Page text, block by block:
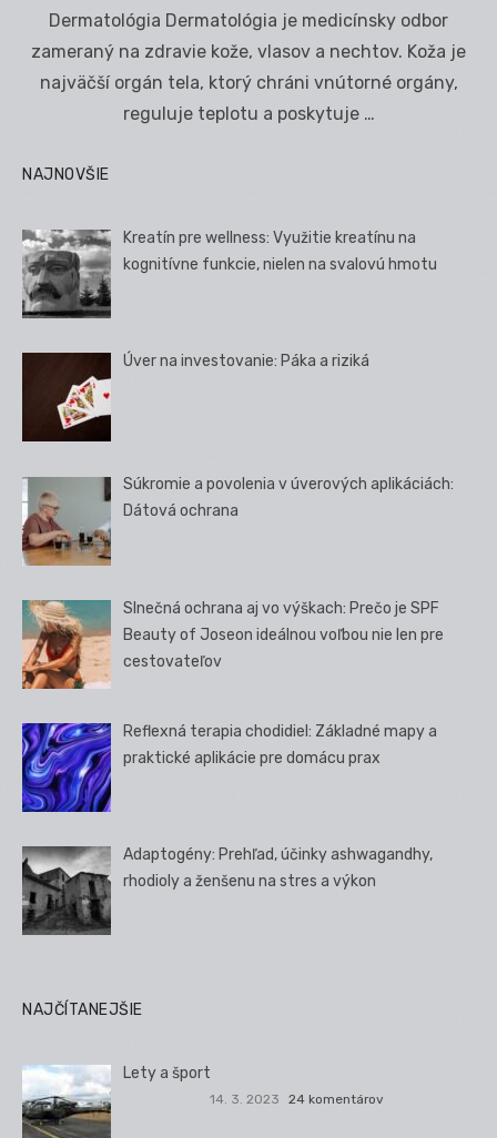
Dermatológia Dermatológia je medicínsky odbor
zameraný na zdravie kože, vlasov a nechtov. Koža je
najväčší orgán tela, ktorý chráni vnútorné orgány,
reguluje teplotu a poskytuje …
NAJNOVŠIE
Kreatín pre wellness: Využitie kreatínu na
kognitívne funkcie, nielen na svalovú hmotu
Úver na investovanie: Páka a riziká
Súkromie a povolenia v úverových aplikáciách:
Dátová ochrana
Slnečná ochrana aj vo výškach: Prečo je SPF
Beauty of Joseon ideálnou voľbou nie len pre
cestovateľov
Reflexná terapia chodidiel: Základné mapy a
praktické aplikácie pre domácu prax
Adaptogény: Prehľad, účinky ashwagandhy,
rhodioly a ženšenu na stres a výkon
NAJČÍTANEJŠIE
Lety a šport
14. 3. 2023 24 komentárov